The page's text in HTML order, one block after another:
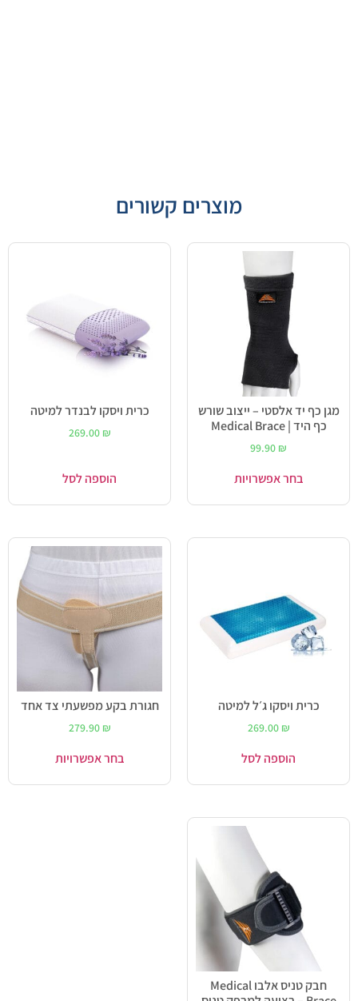
מוצרים קשורים
מגן כף יד אלסטי – ייצוב שורש
כף היד | Medical Brace
99.90 ₪
בחר אפשרויות
כרית ויסקו לבנדר למיטה
269.00 ₪
הוספה לסל
כרית ויסקו ג׳ל למיטה
269.00 ₪
הוספה לסל
חגורת בקע מפשעתי צד אחד
279.90 ₪
בחר אפשרויות
חבק טניס אלבו Medical